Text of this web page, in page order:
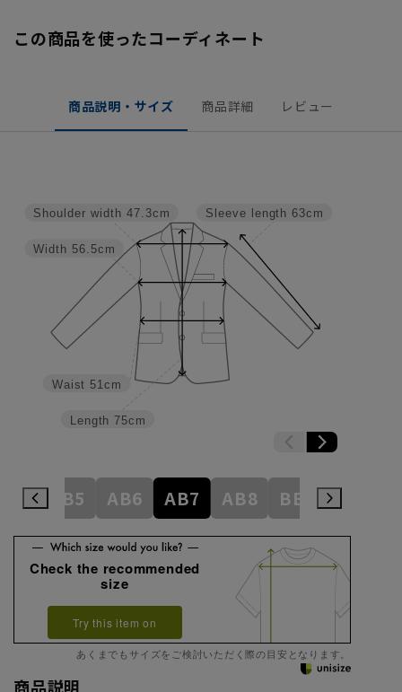
この商品を使ったコーディネート
商品説明・サイズ 商品詳細 レビュー
Sleeve length 63cm
Length 75cm
Waist 51cm
Width 56.5cm
Shoulder width 47.3cm
AB5 AB6 AB7 AB8 BE3 BE4
Check the recommended
size
Try this item on
あくまでもサイズをご検討いただく際の目安となります。
商品説明